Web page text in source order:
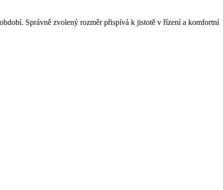
Správně zvolený rozměr přispívá k jistotě v řízení a komfortní